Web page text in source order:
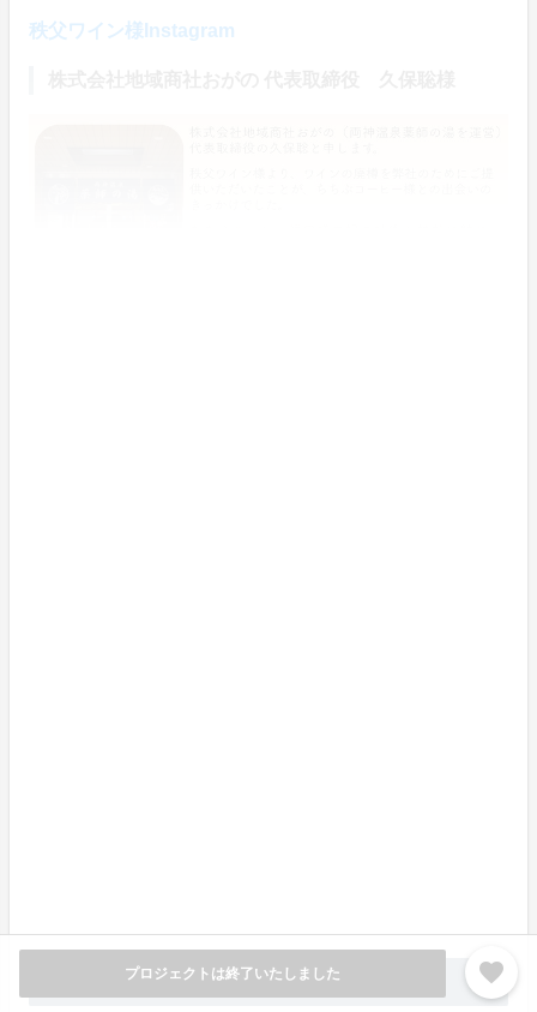
プロジェクトは終了いたしました favorite
秩父ワイン様Instagram
これからの活動にも、ぜひご注目いただけたら幸いで
add もっと見る